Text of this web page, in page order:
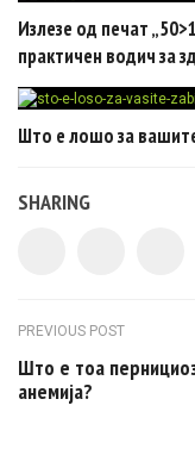
Излезе од печат
практичен водич за
Што е лошо за
SHARING
Post
PREVIOUS POST
Што е тоа
анемија?